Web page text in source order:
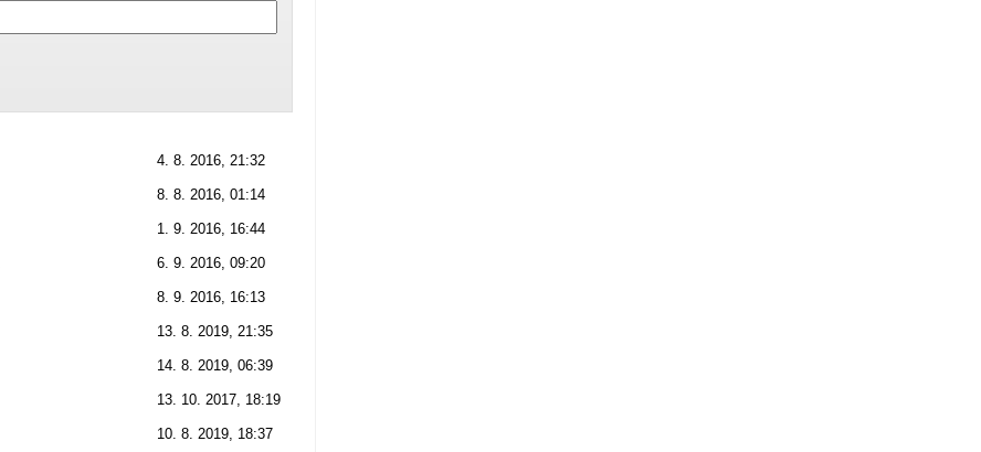
4. 8. 2016, 21:32
8. 8. 2016, 01:14
1. 9. 2016, 16:44
6. 9. 2016, 09:20
8. 9. 2016, 16:13
13. 8. 2019, 21:35
14. 8. 2019, 06:39
13. 10. 2017, 18:19
10. 8. 2019, 18:37